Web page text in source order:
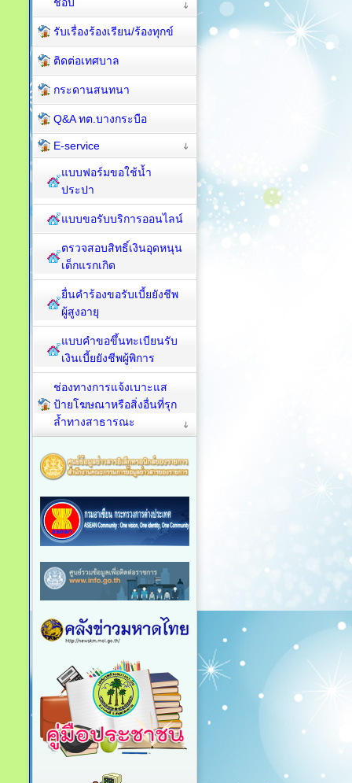
รับเรื่องร้องเรียน/ร้องทุกข์
ติดต่อเทศบาล
กระดานสนทนา
Q&A ทต.บางกระบือ
E-service
แบบฟอร์มขอใช้น้ำ
ประปา
แบบขอรับบริการออนไลน์
ตรวจสอบสิทธิ์เงินอุดหนุน
เด็กแรกเกิด
ยื่นคำร้องขอรับเบี้ยยังชีพ
ผู้สูงอายุ
แบบคำขอขึ้นทะเบียนรับ
เงินเบี้ยยังชีพผู้พิการ
ช่องทางการแจ้งเบาะแส
ป้ายโฆษณาหรือสิ่งอื่นที่รุก
ล้ำทางสาธารณะ